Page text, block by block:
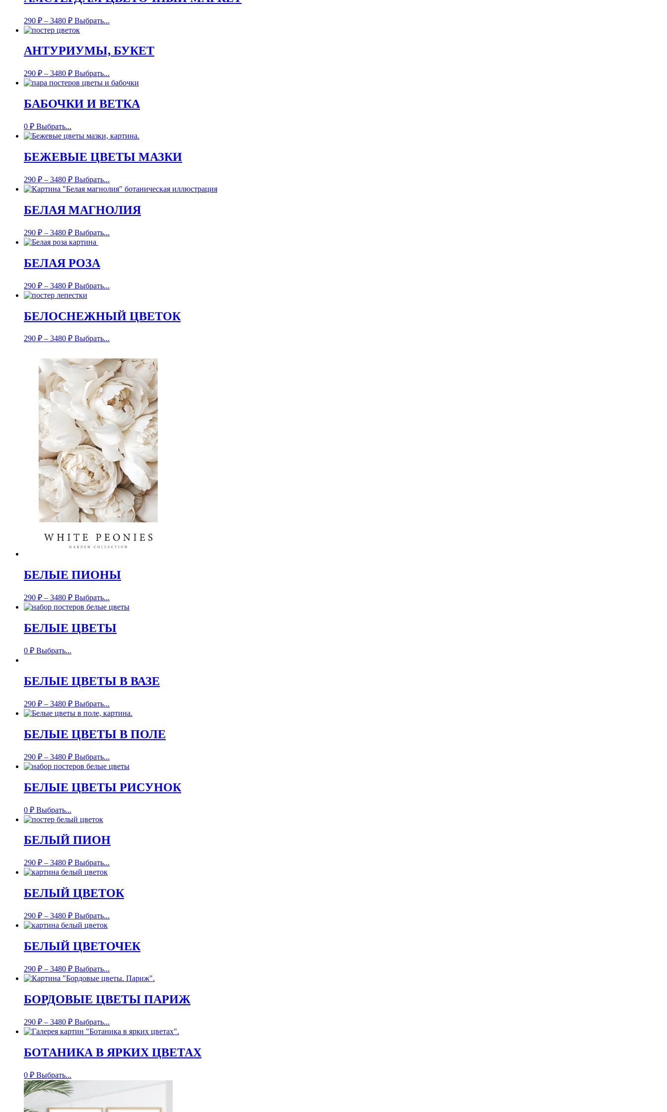
290 ₽ – 3480 ₽ Выбрать...
АНТУРИУМЫ, БУКЕТ
290 ₽ – 3480 ₽ Выбрать...
БАБОЧКИ И ВЕТКА
0 ₽ Выбрать...
БЕЖЕВЫЕ ЦВЕТЫ МАЗКИ
290 ₽ – 3480 ₽ Выбрать...
БЕЛАЯ МАГНОЛИЯ
290 ₽ – 3480 ₽ Выбрать...
БЕЛАЯ РОЗА
290 ₽ – 3480 ₽ Выбрать...
БЕЛОСНЕЖНЫЙ ЦВЕТОК
290 ₽ – 3480 ₽ Выбрать...
БЕЛЫЕ ПИОНЫ
290 ₽ – 3480 ₽ Выбрать...
БЕЛЫЕ ЦВЕТЫ
0 ₽ Выбрать...
БЕЛЫЕ ЦВЕТЫ В ВАЗЕ
290 ₽ – 3480 ₽ Выбрать...
БЕЛЫЕ ЦВЕТЫ В ПОЛЕ
290 ₽ – 3480 ₽ Выбрать...
БЕЛЫЕ ЦВЕТЫ РИСУНОК
0 ₽ Выбрать...
БЕЛЫЙ ПИОН
290 ₽ – 3480 ₽ Выбрать...
БЕЛЫЙ ЦВЕТОК
290 ₽ – 3480 ₽ Выбрать...
БЕЛЫЙ ЦВЕТОЧЕК
290 ₽ – 3480 ₽ Выбрать...
БОРДОВЫЕ ЦВЕТЫ ПАРИЖ
290 ₽ – 3480 ₽ Выбрать...
БОТАНИКА В ЯРКИХ ЦВЕТАХ
0 ₽ Выбрать...